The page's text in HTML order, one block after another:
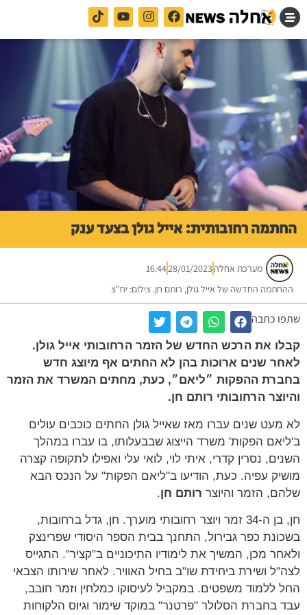
החתמה רחובותית: אייל גולן בצעד ענק
מערכת אחלה28/01/2023
16:44
ההחתמה החדשה של אייל גולן, רותם חן. צילום: יח"צ
שתפו כתבה
קבלו את הרכש החדש של הזמר הרחובותי אייל גולן.
לאחר שנים ארוכות בהן לא החתים אף מיוצג חדש
בחברת ההפקות ״ליאם״, כעת, מחתים המשרד את הזמר
והיוצר הרחובותי רותם חן.
לא מעט שנים עברו מאז שאייל גולן החתים כוכבים עולים
ב'ליאם הפקות' משרד הייצוג שבבעלותו, בו עברו במהלך
השנים, נסרין קדרי, איתי לוי, לואי עלי ואפילו לתקופה קצרה
מושיק עפיה. כעת, הודיעו ב"ליאם הפקות" על הנכס הבא
שלהם, הזמר והיוצר רותם חן.
חן, בן ה-34 זמר ויוצר רחובותי מוערך. חן, גדל ברחובות,
בשכונת כפר גבירול, התחנך בבית הספר היסודי שפרינצק
ולאחר מכן, המשיך את לימודיו התיכוניים ב"קציר". התגייס
לצה"ל ושירת ביחידת שו"ב בחיל האוויר. לאחר שירותו הצבאי
החל ללמוד משפטים. במקביל לעיסוקו כמלחין וזמר חובב,
עבד בחברת הסלולר "פרטנר" במוקד שימור וגיוס הלקוחות